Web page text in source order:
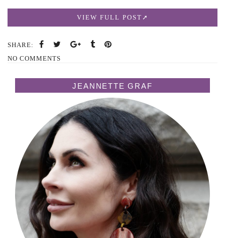
VIEW FULL POST
SHARE:
NO COMMENTS
JEANNETTE GRAF